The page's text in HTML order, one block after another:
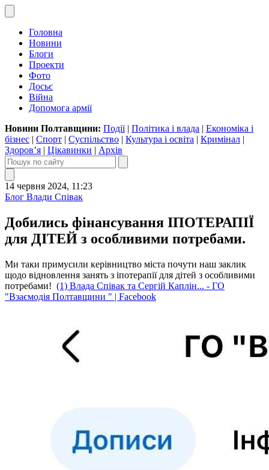
Головна
Новини
Блоги
Проекти
Фото
Досьє
Війна
Допомога армії
Новини Полтавщини: Події| Політика і влада | Економіка і
бізнес | Спорт | Суспільство | Культура і освіта | Кримінал |
Здоров’я | Цікавинки | Архів
14 червня 2024, 11:23
Блог Влади Співак
Добились фінансування ІПОТЕРАПІЇ
для ДІТЕЙ з особливими потребами.
Ми таки примусили керівництво міста почути наш заклик
щодо відновлення занять з іпотерапії для дітей з особливими
потребами! (1) Влада Співак та Сергій Каплін... - ГО
"Взаємодія Полтавщини " | Facebook